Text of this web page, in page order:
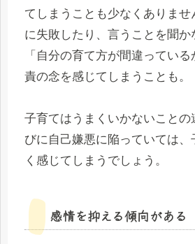
てしまうことも少なくありま
に失敗したり、言うことを聞か
「自分の育て方が間違ってい
責の念を感じてしまうことも。
子育てはうまくいかないことの
びに自己嫌悪に陥っていては、
く感じてしまうでしょう。
感情を抑える傾向がある